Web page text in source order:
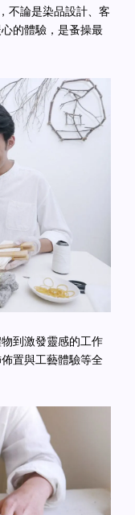
不論是染品設計、客
的體驗，是蚤操最
到激發靈感的工作
置與工藝體驗等全